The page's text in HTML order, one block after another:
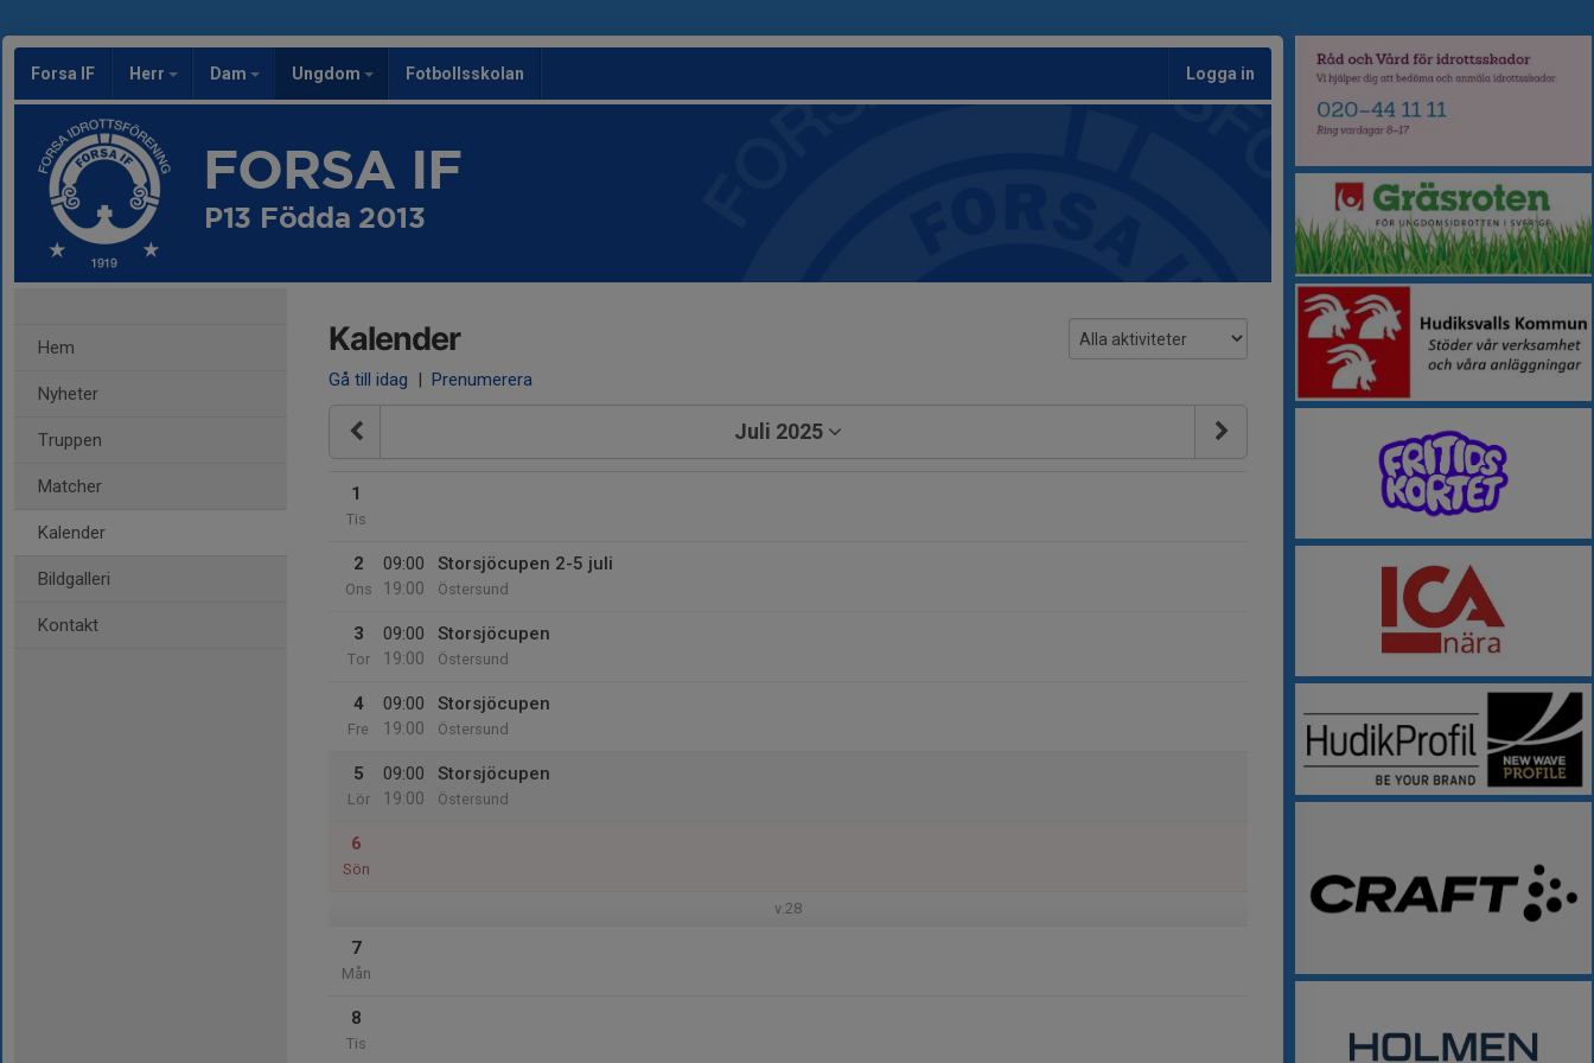
Forsa IF Herr Dam Ungdom Fotbollsskolan Logga in
FORSA IF
P13 Födda 2013
Hem
Nyheter
Truppen
Matcher
Kalender
Bildgalleri
Kontakt
Kalender
Gå till idag | Prenumerera
Juli 2025
1
Tis
2
Ons
09:00
19:00
Storsjöcupen 2-5 juli
Östersund
3
Tor
09:00
19:00
Storsjöcupen
Östersund
4
Fre
09:00
19:00
Storsjöcupen
Östersund
5
Lör
09:00
19:00
Storsjöcupen
Östersund
6
Sön
v.28
7
Mån
8
Tis